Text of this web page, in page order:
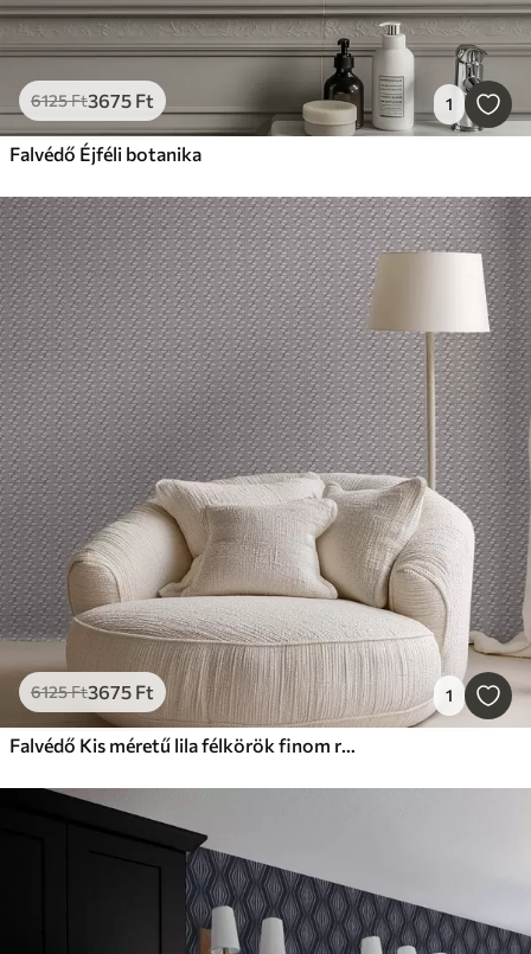
6125Ft3675 Ft 1
Falvédő Éjféli botanika
6125Ft3675 Ft 1
Falvédő Kis méretű lila félkörök finom rácson